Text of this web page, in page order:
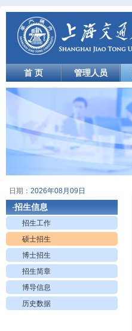
首 页 管理人员
日期： 2026年08月09日
·招生信息
招生工作
硕士招生
博士招生
招生简章
博导信息
历史数据